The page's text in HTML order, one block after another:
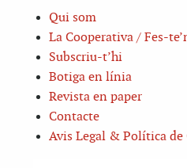
Qui som
La Cooperativa / Fes-
Subscriu-t’hi
Botiga en línia
Revista en paper
Contacte
Avis Legal & Política de